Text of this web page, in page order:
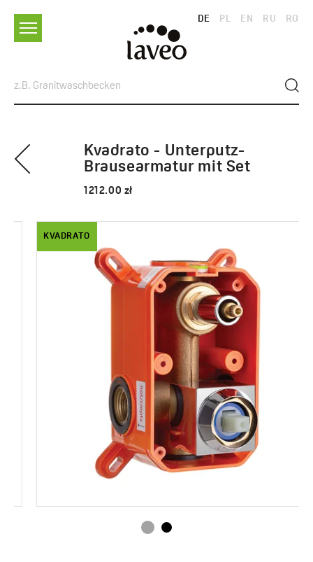
DE PL EN RU RO
Kvadrato - Unterputz-
Brausearmatur mit Set
1212.00 zł
KVADRATO